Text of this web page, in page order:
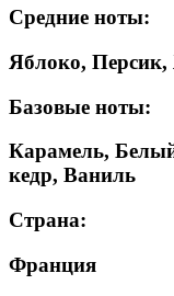
Средние ноты:
Яблоко,
Базовые ноты:
Карамель,
кедр, Ваниль
Страна:
Франция